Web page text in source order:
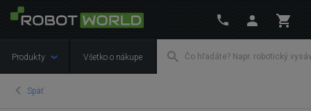
Produkty Všetko o nákupe
Späť